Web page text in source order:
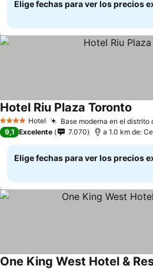
Elige fechas para ver los precios
4 EstrellasHotel Base moderna en el distrito
Hotel Riu Plaza Toronto
9,1 Excelente 7.070 a 1.0 km de:
Elige fechas para ver los precios
One King West Hotel &